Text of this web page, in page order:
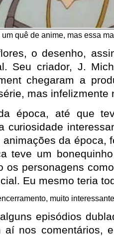
um quê de anime, mas essa
o desenho,
Seu criador, J.
chegaram a
mas infelizmente
época, até que
curiosidade
da época,
teve um
os personagens
Eu mesmo teria
muito
episódios
aí nos comentários,